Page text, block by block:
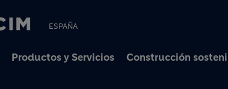
ESPAÑA
Productos y Servicios Construcción